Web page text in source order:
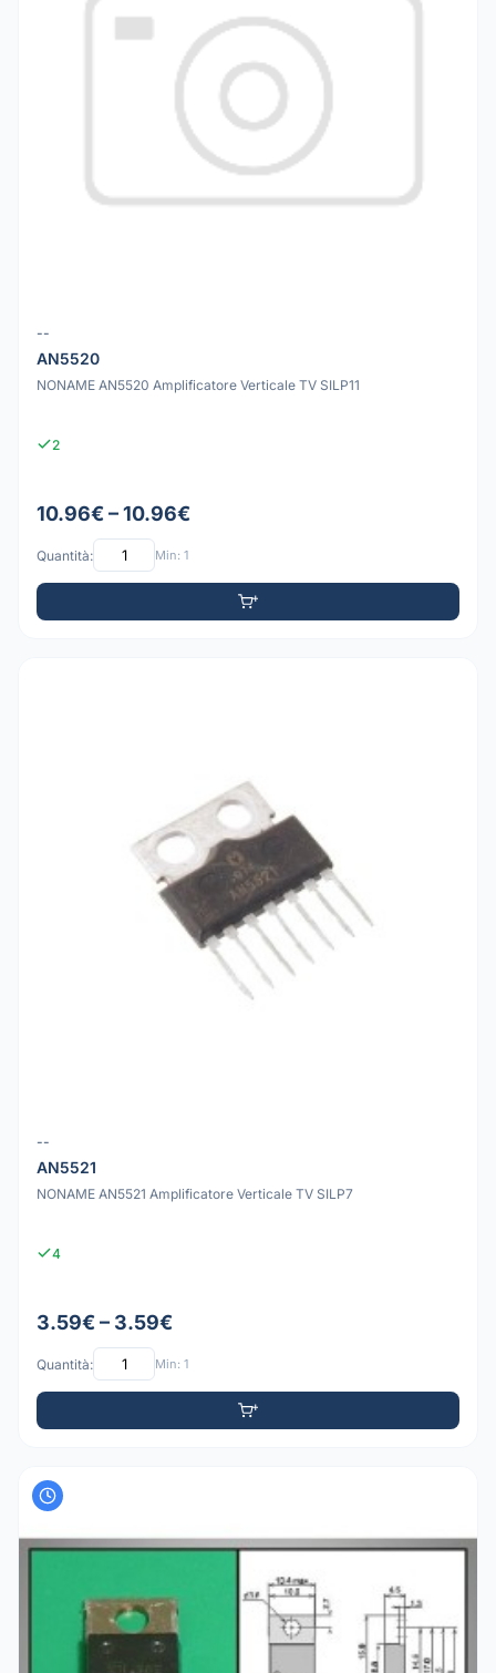
--
AN5520
NONAME AN5520 Amplificatore Verticale TV SILP11
2
10.96€ – 10.96€
Quantità: Min: 1
--
AN5521
NONAME AN5521 Amplificatore Verticale TV SILP7
4
3.59€ – 3.59€
Quantità: Min: 1